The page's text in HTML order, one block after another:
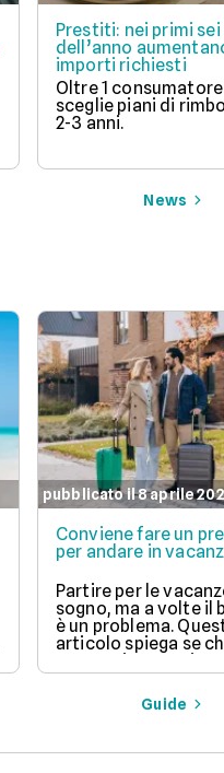
Prestiti: nei primi sei
dell’anno
importi richiesti
Oltre 1 consumatore
sceglie piani di
2-3 anni.
News
pubblicato il 8 aprile
Conviene fare un
per andare in
Partire per le
sogno, ma a volte il
è un problema.
articolo spiega se
un prestito per
una buona idea,
vantaggi come la
di partire subito e
pagare. Scopri
Guide